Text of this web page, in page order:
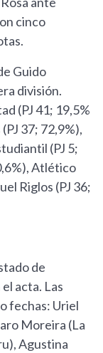
cinco
Guido
división.
(PJ 41; 19,5%
37; 72,9%),
(PJ 5;
Atlético
Riglos (PJ 36;
de
acta. Las
fechas: Uriel
Moreira (La
Agustina